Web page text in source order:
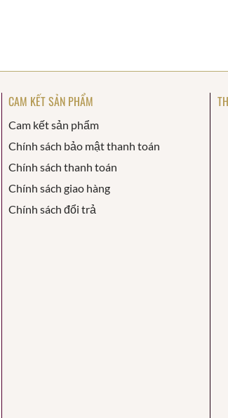
CAM KẾT SẢN PHẨM
Cam kết sản phẩm
Chính sách bảo mật thanh toán
Chính sách thanh toán
Chính sách giao hàng
Chính sách đổi trả